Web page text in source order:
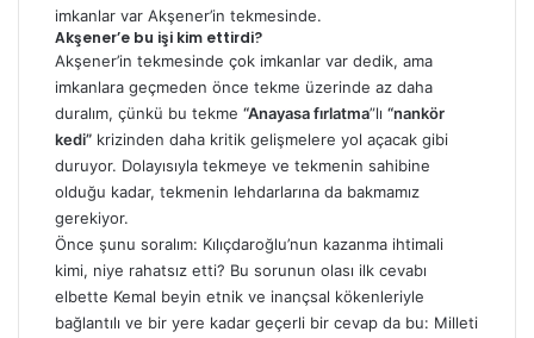
imkanlar var Akşener’in tekmesinde.
Akşener’e bu işi kim ettirdi?
Akşener’in tekmesinde çok imkanlar var dedik, ama
imkanlara geçmeden önce tekme üzerinde az daha
duralım, çünkü bu tekme “Anayasa fırlatma”lı “nankör
kedi” krizinden daha kritik gelişmelere yol açacak gibi
duruyor. Dolayısıyla tekmeye ve tekmenin sahibine
olduğu kadar, tekmenin lehdarlarına da bakmamız
gerekiyor.
Önce şunu soralım: Kılıçdaroğlu’nun kazanma ihtimali
kimi, niye rahatsız etti? Bu sorunun olası ilk cevabı
elbette Kemal beyin etnik ve inançsal kökenleriyle
bağlantılı ve bir yere kadar geçerli bir cevap da bu: Milleti